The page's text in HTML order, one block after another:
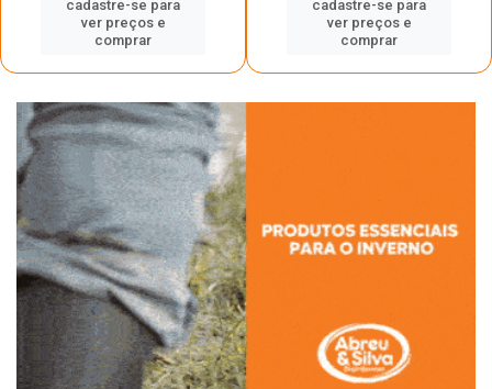
cadastre-se para
ver preços e
comprar
cadastre-se para
ver preços e
comprar